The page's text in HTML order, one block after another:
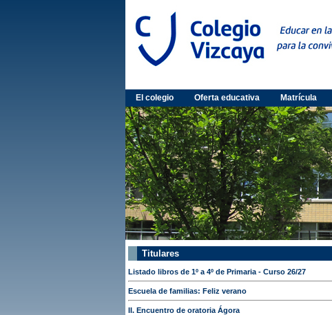
El colegio Oferta educativa Matrícula
Titulares
Listado libros de 1º a 4º de Primaria - Curso 26/27
Escuela de familias: Feliz verano
II. Encuentro de oratoria Ágora